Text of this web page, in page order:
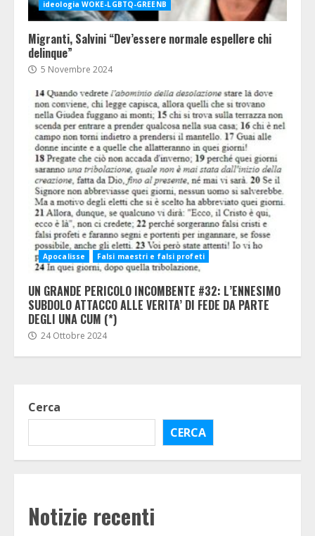
ideologia WOKE-LGBTQ-GREENB
Migranti, Salvini “Dev’essere normale espellere chi
delinque”
5 Novembre 2024
Apocalisse Falsi maestri e falsi profeti
UN GRANDE PERICOLO INCOMBENTE #32: L’ENNESIMO
SUBDOLO ATTACCO ALLE VERITA’ DI FEDE DA PARTE
DEGLI UNA CUM (*)
24 Ottobre 2024
Cerca
CERCA
Notizie recenti